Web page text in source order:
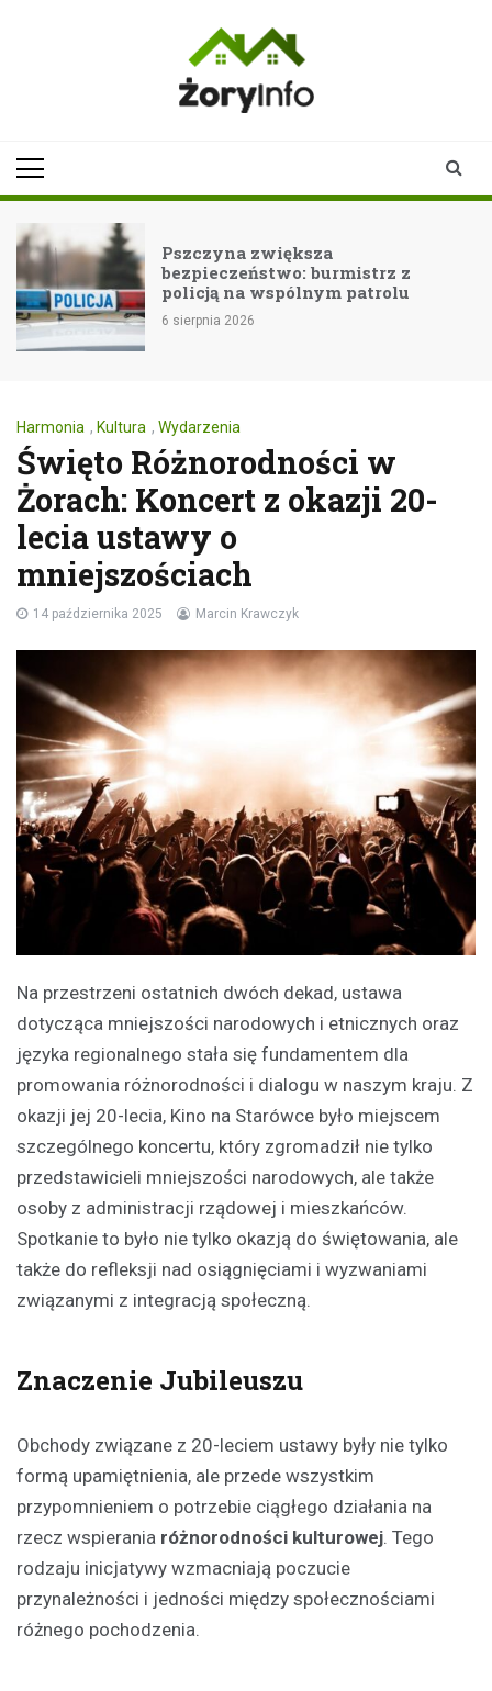
Pszczyna zwiększa
bezpieczeństwo: burmistrz z
policją na wspólnym patrolu
6 sierpnia 2026
Harmonia , Kultura , Wydarzenia
Święto Różnorodności w
Żorach: Koncert z okazji 20-
lecia ustawy o
mniejszościach
14 października 2025 Marcin Krawczyk
Na przestrzeni ostatnich dwóch dekad, ustawa
dotycząca mniejszości narodowych i etnicznych oraz
języka regionalnego stała się fundamentem dla
promowania różnorodności i dialogu w naszym kraju. Z
okazji jej 20-lecia, Kino na Starówce było miejscem
szczególnego koncertu, który zgromadził nie tylko
przedstawicieli mniejszości narodowych, ale także
osoby z administracji rządowej i mieszkańców.
Spotkanie to było nie tylko okazją do świętowania, ale
także do refleksji nad osiągnięciami i wyzwaniami
związanymi z integracją społeczną.
Znaczenie Jubileuszu
Obchody związane z 20-leciem ustawy były nie tylko
formą upamiętnienia, ale przede wszystkim
przypomnieniem o potrzebie ciągłego działania na
rzecz wspierania różnorodności kulturowej. Tego
rodzaju inicjatywy wzmacniają poczucie
przynależności i jedności między społecznościami
różnego pochodzenia.